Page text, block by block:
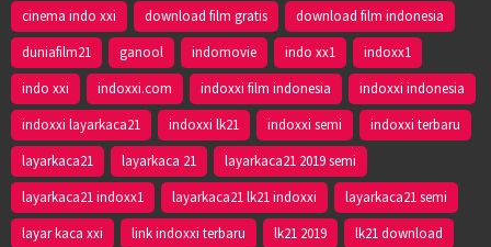
cinema indo xxi
download film gratis
download film indonesia
duniafilm21
ganool indomovie indo xx1
indoxx1
indo xxi
indoxxi.com indoxxi film indonesia
indoxxi indonesia
indoxxi layarkaca21
indoxxi lk21 indoxxi semi
indoxxi terbaru
layarkaca21
layarkaca 21
layarkaca21 2019 semi
layarkaca21 indoxx1
layarkaca21 lk21 indoxxi
layarkaca21 semi
layar kaca xxi
link indoxxi terbaru lk21 2019
lk21 download